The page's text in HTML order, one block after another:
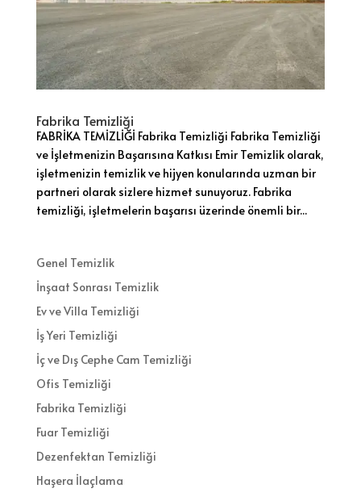
Fabrika Temizliği
FABRİKA TEMİZLİĞİ Fabrika Temizliği Fabrika Temizliği
ve İşletmenizin Başarısına Katkısı Emir Temizlik olarak,
işletmenizin temizlik ve hijyen konularında uzman bir
partneri olarak sizlere hizmet sunuyoruz. Fabrika
temizliği, işletmelerin başarısı üzerinde önemli bir...
Genel Temizlik
İnşaat Sonrası Temizlik
Ev ve Villa Temizliği
İş Yeri Temizliği
İç ve Dış Cephe Cam Temizliği
Ofis Temizliği
Fabrika Temizliği
Fuar Temizliği
Dezenfektan Temizliği
Haşera İlaçlama